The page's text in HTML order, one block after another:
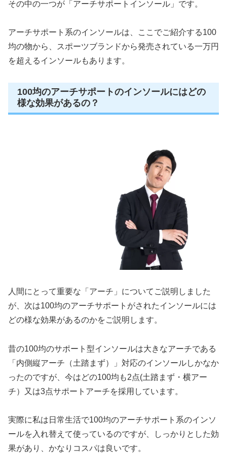
その中の一つが「アーチサポートインソール」です。
アーチサポート系のインソールは、ここでご紹介する100
均の物から、スポーツブランドから発売されている一万円
を超えるインソールもあります。
100均のアーチサポートのインソールにはどの
様な効果があるの？
人間にとって重要な「アーチ」についてご説明しました
が、次は100均のアーチサポートがされたインソールには
どの様な効果があるのかをご説明します。
昔の100均のサポート型インソールは大きなアーチである
「内側縦アーチ（土踏まず）」対応のインソールしかなか
ったのですが、今はどの100均も2点(土踏まず・横アー
チ）又は3点サポートアーチを採用しています。
実際に私は日常生活で100均のアーチサポート系のインソ
ールを入れ替えて使っているのですが、しっかりとした効
果があり、かなりコスパは良いです。